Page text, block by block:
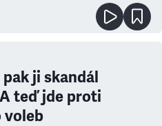
ji skandál
teď jde proti
voleb